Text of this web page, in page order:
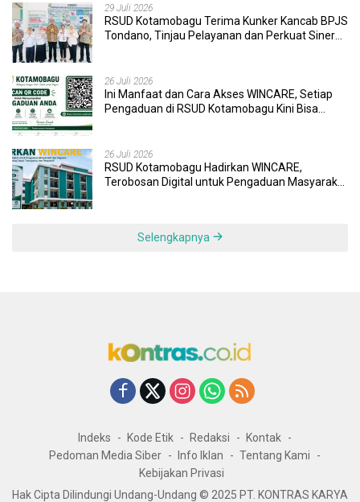
29 Juli 2026
RSUD Kotamobagu Terima Kunker Kancab BPJS
Tondano, Tinjau Pelayanan dan Perkuat Sinergi
26 Juli 2026
Ini Manfaat dan Cara Akses WINCARE, Setiap
Pengaduan di RSUD Kotamobagu Kini Bisa
26 Juli 2026
RSUD Kotamobagu Hadirkan WINCARE,
Terobosan Digital untuk Pengaduan Masyarakat
Selengkapnya
Indeks Kode Etik Redaksi
Kontak
Pedoman Media Siber
Info Iklan
Tentang Kami
Kebijakan Privasi
Hak Cipta Dilindungi Undang-Undang © 2025 PT. KONTRAS KARYA